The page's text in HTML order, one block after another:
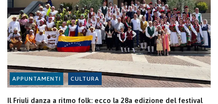
APPUNTAMENTI CULTURA
Il Friuli danza a ritmo folk: ecco la 28a edizione del festival